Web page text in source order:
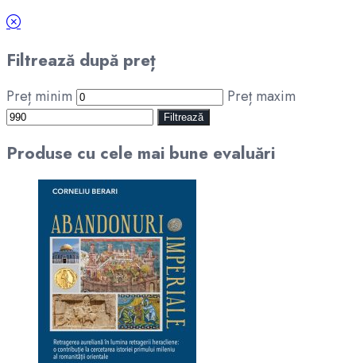
Filtrează după preț
Preț minim Preț maxim
Filtrează
Produse cu cele mai bune evaluări